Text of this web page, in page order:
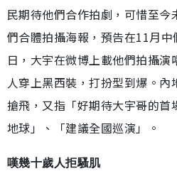
民期待他們合作拍劇，可惜至
們合體拍攝海報，預告在11月
日，大宇在微博上載他們拍攝
人穿上黑西裝，打扮型到爆。
搶飛，又指「好期待大宇哥的
地球」、「建議全國巡演」。
嘆幾十歲人拒騷肌